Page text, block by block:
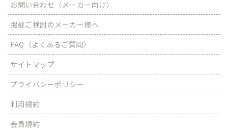
お問い合わせ（メーカー向け）
掲載ご検討のメーカー様へ
FAQ（よくあるご質問）
サイトマップ
プライバシーポリシー
利用規約
会員規約